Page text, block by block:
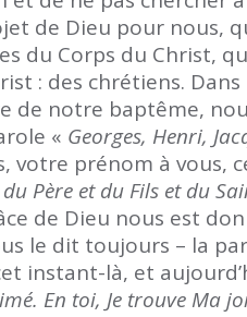
de Dieu pour nous,
du Corps du Christ,
: des chrétiens.
de notre baptême,
« Georges, Henri,
votre prénom à vous,
Père et du Fils et du
de Dieu nous est
le dit toujours – la
instant-là, et
En toi, Je trouve Ma